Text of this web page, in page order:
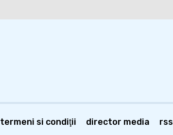
termeni si condiţii director media rss